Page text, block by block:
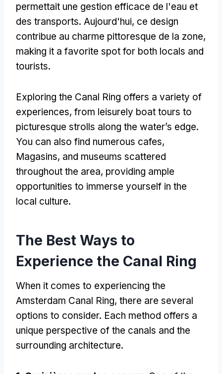
permettait une gestion efficace de l'eau et
des transports. Aujourd'hui, ce design
contribue au charme pittoresque de la zone,
making it a favorite spot for both locals and
tourists.
Exploring the Canal Ring offers a variety of
experiences, from leisurely boat tours to
picturesque strolls along the water’s edge.
You can also find numerous cafes,
Magasins, and museums scattered
throughout the area, providing ample
opportunities to immerse yourself in the
local culture.
The Best Ways to
Experience the Canal Ring
When it comes to experiencing the
Amsterdam Canal Ring, there are several
options to consider. Each method offers a
unique perspective of the canals and the
surrounding architecture.